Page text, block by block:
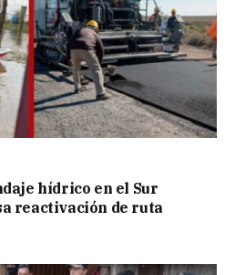
hídrico en el Sur
reactivación de ruta